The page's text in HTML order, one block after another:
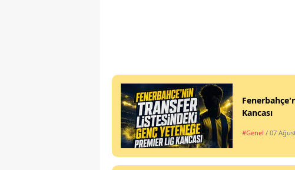
Kancası
#Genel / 07